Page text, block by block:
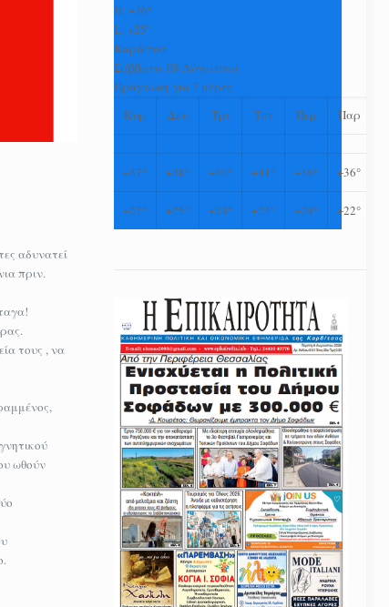
αδυνατεί
πριν.
τους , να
ωθούν
H:+36°
L:+25°
Καρδίτσα
Σάββατο, 08 Αύγουστος
Πρόγνωση για 7 μέρες
Κυρ
Δευ Τρι Τετ Πεμ Παρ
+37° +38° +40° +41° +38° +36°
+27° +25° +24° +24° +24° +22°